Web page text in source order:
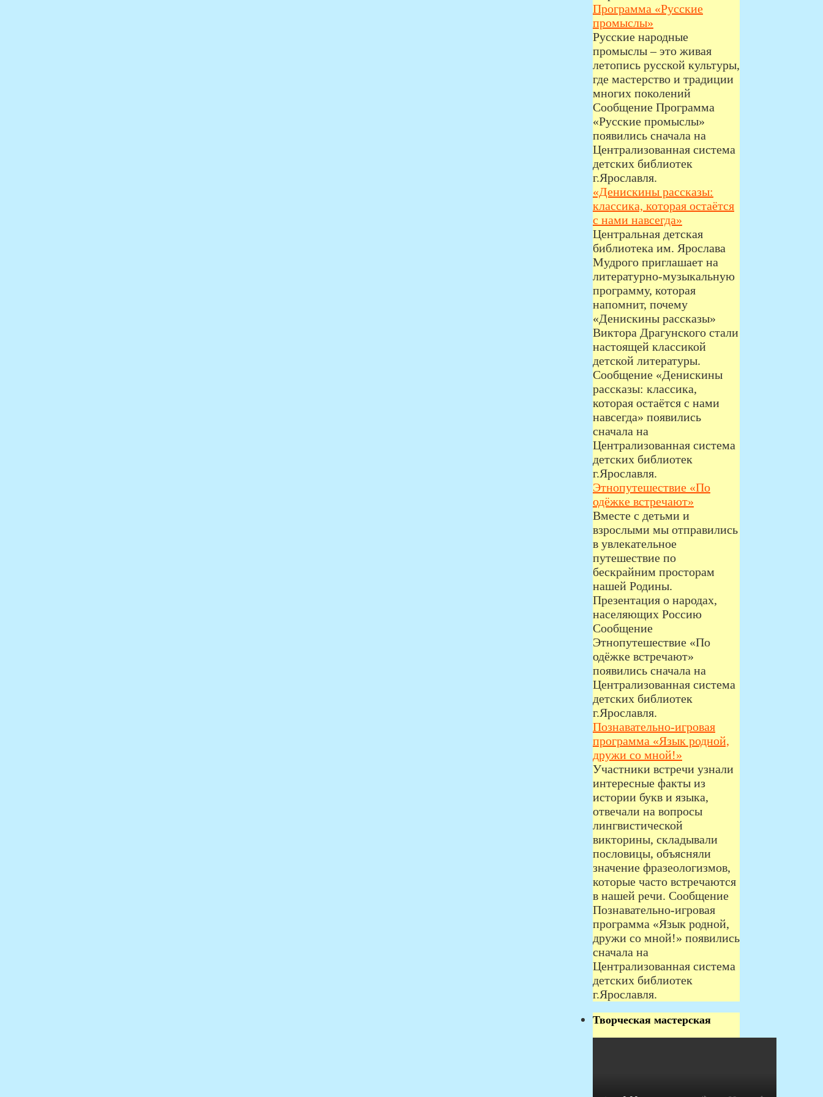
Программа «Русские
промыслы»
Русские народные
промыслы – это живая
летопись русской культуры,
где мастерство и традиции
многих поколений
Сообщение Программа
«Русские промыслы»
появились сначала на
Централизованная система
детских библиотек
г.Ярославля.
«Денискины рассказы:
классика, которая остаётся
с нами навсегда»
Центральная детская
библиотека им. Ярослава
Мудрого приглашает на
литературно‑музыкальную
программу, которая
напомнит, почему
«Денискины рассказы»
Виктора Драгунского стали
настоящей классикой
детской литературы.
Сообщение «Денискины
рассказы: классика,
которая остаётся с нами
навсегда» появились
сначала на
Централизованная система
детских библиотек
г.Ярославля.
Этнопутешествие «По
одёжке встречают»
Вместе с детьми и
взрослыми мы отправились
в увлекательное
путешествие по
бескрайним просторам
нашей Родины.
Презентация о народах,
населяющих Россию
Сообщение
Этнопутешествие «По
одёжке встречают»
появились сначала на
Централизованная система
детских библиотек
г.Ярославля.
Познавательно-игровая
программа «Язык родной,
дружи со мной!»
Участники встречи узнали
интересные факты из
истории букв и языка,
отвечали на вопросы
лингвистической
викторины, складывали
пословицы, объясняли
значение фразеологизмов,
которые часто встречаются
в нашей речи. Сообщение
Познавательно-игровая
программа «Язык родной,
дружи со мной!» появились
сначала на
Централизованная система
детских библиотек
г.Ярославля.
Творческая мастерская